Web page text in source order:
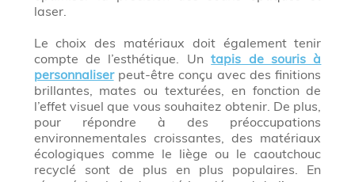
laser.
Le choix des matériaux doit également tenir
compte de l’esthétique. Untapis de souris à
personnaliserpeut-être conçu avec des finitions
brillantes, mates ou texturées, en fonction de
l’effet visuel que vous souhaitez obtenir. De plus,
pour répondre à des préoccupations
environnementales croissantes, des matériaux
écologiques comme le liège ou le caoutchouc
recyclé sont de plus en plus populaires. En